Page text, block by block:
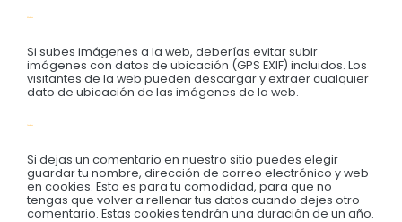
Medios
Si subes imágenes a la web, deberías evitar subir
imágenes con datos de ubicación (GPS EXIF) incluidos. Los
visitantes de la web pueden descargar y extraer cualquier
dato de ubicación de las imágenes de la web.
Cookies
Si dejas un comentario en nuestro sitio puedes elegir
guardar tu nombre, dirección de correo electrónico y web
en cookies. Esto es para tu comodidad, para que no
tengas que volver a rellenar tus datos cuando dejes otro
comentario. Estas cookies tendrán una duración de un año.